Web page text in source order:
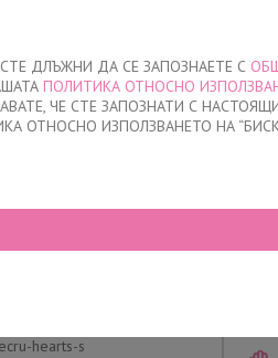
ДЛЪЖНИ ДА СЕ ЗАПОЗНАЕТЕ С
ПОЛИТИКА ОТНОСНО
ЧЕ СТЕ ЗАПОЗНАТИ С
ОТНОСНО ИЗПОЛЗВАНЕТО НА
Лазерно
hearts-s